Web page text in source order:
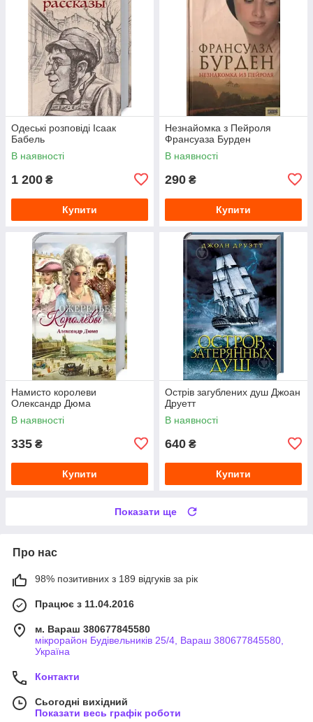
Одеські розповіді Ісаак
Бабель
В наявності
1 200 ₴
Купити
Незнайомка з Пейроля
Франсуаза Бурден
В наявності
290 ₴
Купити
Намисто королеви
Олександр Дюма
В наявності
335 ₴
Купити
Острів загублених душ Джоан
Друетт
В наявності
640 ₴
Купити
Показати ще
Про нас
98% позитивних з 189 відгуків за рік
Працює з 11.04.2016
м. Вараш 380677845580
мікрорайон Будівельників 25/4, Вараш 380677845580,
Україна
Контакти
Сьогодні вихідний
Показати весь графік роботи